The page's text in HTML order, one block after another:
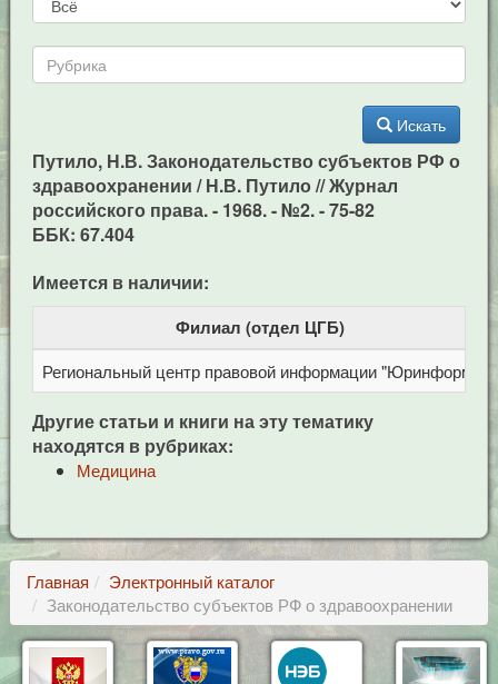
Искать
Путило, Н.В. Законодательство субъектов РФ о
здравоохранении / Н.В. Путило // Журнал
российского права. - 1968. - №2. - 75-82
ББК: 67.404
Имеется в наличии:
Филиал (отдел ЦГБ)
Региональный центр правовой информации "Юринформ"
Другие статьи и книги на эту тематику
находятся в рубриках:
Медицина
Главная
Электронный каталог
Законодательство субъектов РФ о здравоохранении